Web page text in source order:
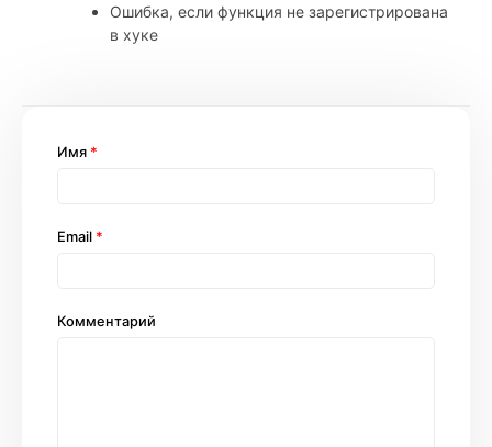
Ошибка, если функция не зарегистрирована
в хуке
Комментарий
Имя *
Email *